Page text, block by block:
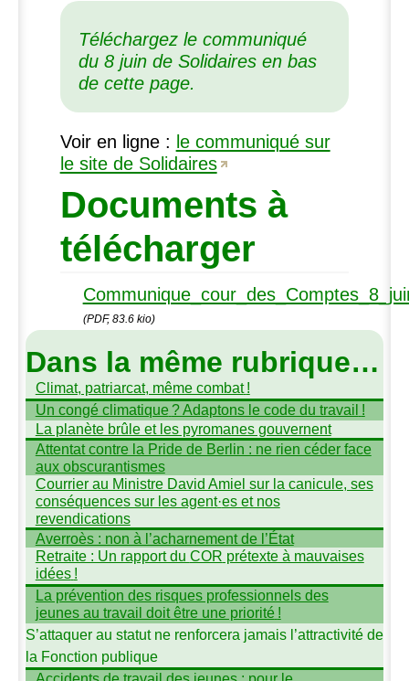
Téléchargez le communiqué
du 8 juin de Solidaires en bas
de cette page.
Voir en ligne : le communiqué sur
le site de Solidaires
Documents à
télécharger
(PDF, 83.6 kio)
Dans la même rubrique…
Climat, patriarcat, même combat !
Un congé climatique ? Adaptons le code du travail !
La planète brûle et les pyromanes gouvernent
Attentat contre la Pride de Berlin : ne rien céder face
aux obscurantismes
Courrier au Ministre David Amiel sur la canicule, ses
conséquences sur les agent·es et nos
revendications
Averroès : non à l’acharnement de l’État
Retraite : Un rapport du COR prétexte à mauvaises
idées !
La prévention des risques professionnels des
jeunes au travail doit être une priorité !
S’attaquer au statut ne renforcera jamais l’attractivité de
la Fonction publique